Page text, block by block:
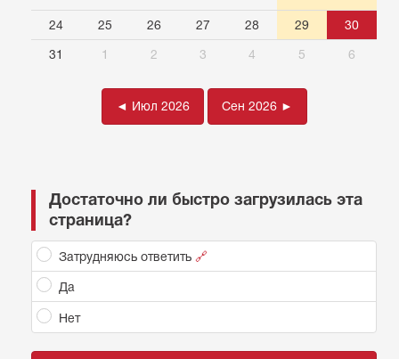
24 25 26 27 28 29 30
31 1 2 3 4 5 6
◄ Июл 2026 Сен 2026 ►
Достаточно ли быстро загрузилась эта
страница?
Затрудняюсь ответить 🔗
Да
Нет